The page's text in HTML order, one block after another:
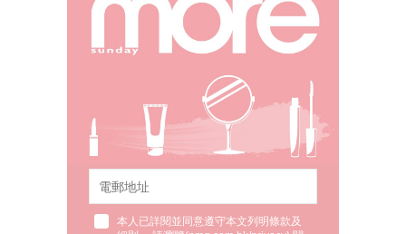
本人已詳閱並同意遵守本文列明條款及